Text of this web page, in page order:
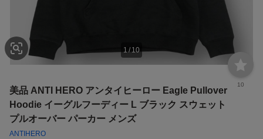
1/10
10
美品 ANTI HERO アンタイヒーロー Eagle Pullover
Hoodie イーグルフーディー L ブラック スウェット
プルオーバー パーカー メンズ
ANTIHERO